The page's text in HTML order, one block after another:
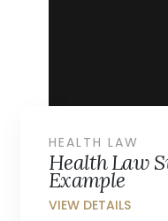
Health Law
Example
HEALTH LAW